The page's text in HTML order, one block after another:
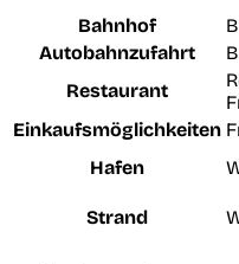
Bahnhof
Autobahnzufahrt
Restaurant
Einkaufsmöglichkeiten
Hafen
Strand